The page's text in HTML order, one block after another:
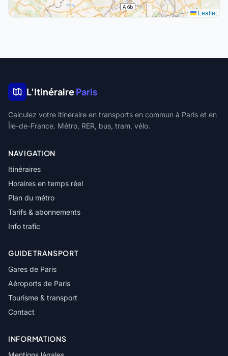
Leaflet
L'ItinéraireParis
Calculez votre itinéraire en transports en commun à Paris et en
Île-de-France. Métro, RER, bus, tram, vélo.
NAVIGATION
Itinéraires
Horaires en temps réel
Plan du métro
Tarifs & abonnements
Info trafic
GUIDE TRANSPORT
Gares de Paris
Aéroports de Paris
Tourisme & transport
Contact
INFORMATIONS